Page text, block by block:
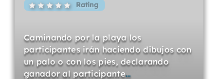
Rating
Caminando por la playa los
participantes irán haciendo dibujos con
un palo o con los pies, declarando
ganador al participante…